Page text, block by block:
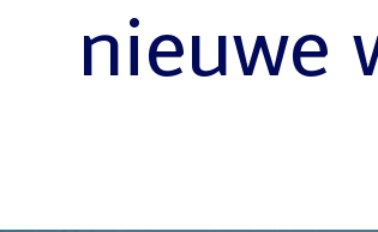
nieuwe